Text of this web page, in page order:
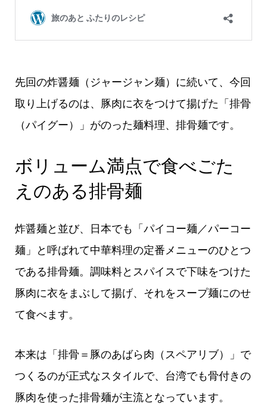
先回の炸醤麺（ジャージャン麺）に続いて、今回
取り上げるのは、豚肉に衣をつけて揚げた「排骨
（パイグー）」がのった麺料理、排骨麺です。
ボリューム満点で食べごた
えのある排骨麺
炸醤麺と並び、日本でも「パイコー麺／パーコー
麺」と呼ばれて中華料理の定番メニューのひとつ
である排骨麺。調味料とスパイスで下味をつけた
豚肉に衣をまぶして揚げ、それをスープ麺にのせ
て食べます。
本来は「排骨＝豚のあばら肉（スペアリブ）」で
つくるのが正式なスタイルで、台湾でも骨付きの
豚肉を使った排骨麺が主流となっています。